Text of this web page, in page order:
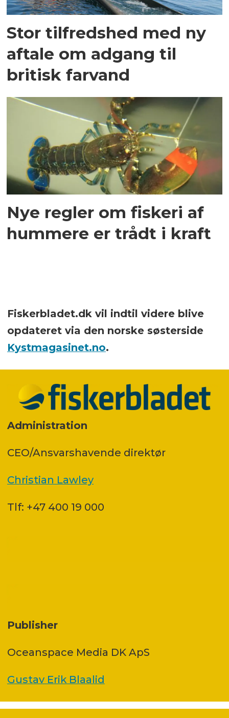
Stor tilfredshed med ny
aftale om adgang til
britisk farvand
Nye regler om fiskeri af
hummere er trådt i kraft
Fiskerbladet.dk vil indtil videre blive
opdateret via den norske søsterside
Kystmagasinet.no.
Administration
CEO/Ansvarshavende direktør
Christian Lawley
Tlf: +47 400 19 000
Publisher
Oceanspace Media DK ApS
Gustav Erik Blaalid